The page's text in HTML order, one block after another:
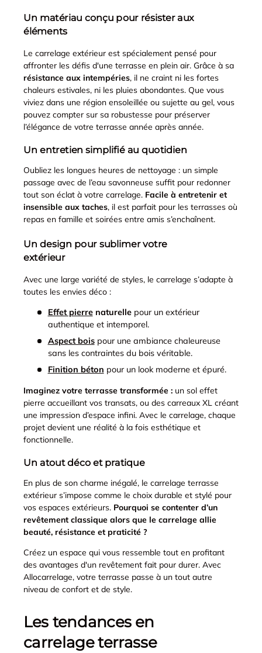
Un matériau conçu pour résister aux
éléments
Le carrelage extérieur est spécialement pensé pour
affronter les défis d'une terrasse en plein air. Grâce à sa
résistance aux intempéries, il ne craint ni les fortes
chaleurs estivales, ni les pluies abondantes. Que vous
viviez dans une région ensoleillée ou sujette au gel, vous
pouvez compter sur sa robustesse pour préserver
l’élégance de votre terrasse année après année.
Un entretien simplifié au quotidien
Oubliez les longues heures de nettoyage : un simple
passage avec de l’eau savonneuse suffit pour redonner
tout son éclat à votre carrelage. Facile à entretenir et
insensible aux taches, il est parfait pour les terrasses où
repas en famille et soirées entre amis s’enchaînent.
Un design pour sublimer votre
extérieur
Avec une large variété de styles, le carrelage s’adapte à
toutes les envies déco :
Effet pierrenaturellepour un extérieur
authentique et intemporel.
Aspect boispour une ambiance chaleureuse
sans les contraintes du bois véritable.
Finition béton pour un look moderne et épuré.
Imaginez votre terrasse transformée : un sol effet
pierre accueillant vos transats, ou des carreaux XL créant
une impression d’espace infini. Avec le carrelage, chaque
projet devient une réalité à la fois esthétique et
fonctionnelle.
Un atout déco et pratique
En plus de son charme inégalé, le carrelage terrasse
extérieur s’impose comme le choix durable et stylé pour
vos espaces extérieurs. Pourquoi se contenter d’un
revêtement classique alors que le carrelage allie
beauté, résistance et praticité ?
Créez un espace qui vous ressemble tout en profitant
des avantages d'un revêtement fait pour durer. Avec
Allocarrelage, votre terrasse passe à un tout autre
niveau de confort et de style.
Les tendances en
carrelage terrasse